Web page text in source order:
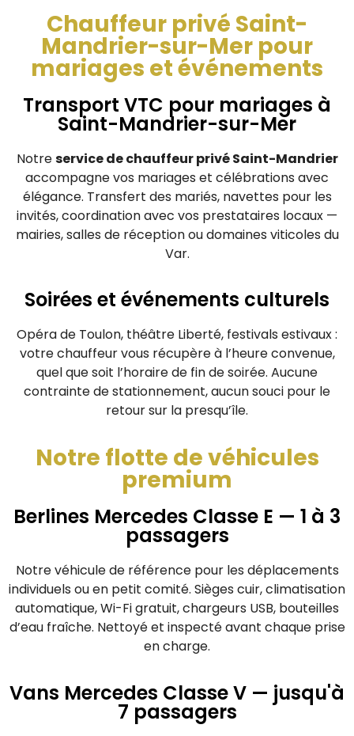
Chauffeur privé Saint-
Mandrier-sur-Mer pour
mariages et événements
Transport VTC pour mariages à
Saint-Mandrier-sur-Mer
Notreservice de chauffeur privé Saint-Mandrier
accompagne vos mariages et célébrations avec
élégance. Transfert des mariés, navettes pour les
invités, coordination avec vos prestataires locaux —
mairies, salles de réception ou domaines viticoles du
Var.
Soirées et événements culturels
Opéra de Toulon, théâtre Liberté, festivals estivaux :
votre chauffeur vous récupère à l’heure convenue,
quel que soit l’horaire de fin de soirée. Aucune
contrainte de stationnement, aucun souci pour le
retour sur la presqu’île.
Notre flotte de véhicules
premium
Berlines Mercedes Classe E — 1 à 3
passagers
Notre véhicule de référence pour les déplacements
individuels ou en petit comité. Sièges cuir, climatisation
automatique, Wi-Fi gratuit, chargeurs USB, bouteilles
d’eau fraîche. Nettoyé et inspecté avant chaque prise
en charge.
Vans Mercedes Classe V — jusqu'à
7 passagers